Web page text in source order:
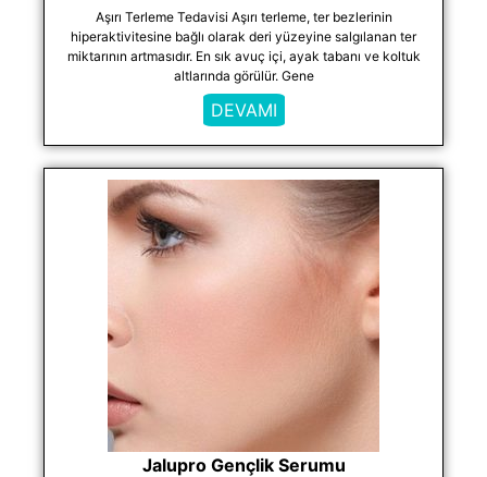
Aşırı Terleme Tedavisi Aşırı terleme, ter bezlerinin
hiperaktivitesine bağlı olarak deri yüzeyine salgılanan ter
miktarının artmasıdır. En sık avuç içi, ayak tabanı ve koltuk
altlarında görülür. Gene
DEVAMI
Jalupro Gençlik Serumu